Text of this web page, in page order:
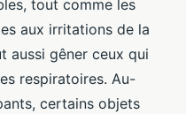
tout comme les
aux irritations de la
aussi gêner ceux qui
respiratoires. Au-
certains objets